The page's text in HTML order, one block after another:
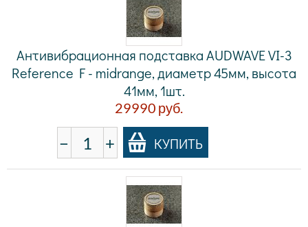
Антивибрационная подставка AUDWAVE VI-3
Reference F - midrange, диаметр 45мм, высота
41мм, 1шт.
29990 руб.
− + КУПИТЬ